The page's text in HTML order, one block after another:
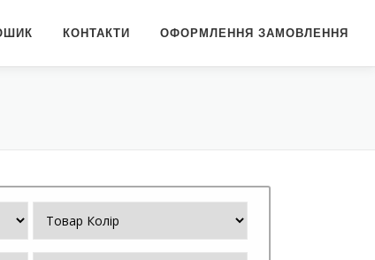
КОНТАКТИ ОФОРМЛЕННЯ ЗАМОВЛЕННЯ